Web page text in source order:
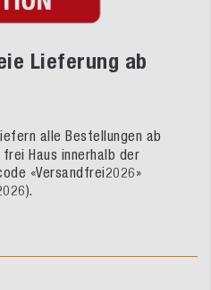
Lieferung ab
alle Bestellungen ab
Haus innerhalb der
«Versandfrei2026»